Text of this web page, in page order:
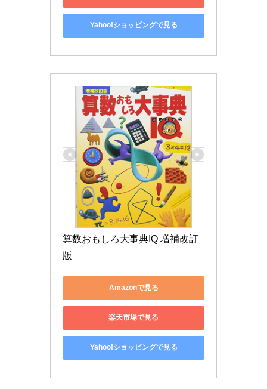
Yahoo!ショッピングで見る
算数おもしろ大事典IQ 増補改訂
版
Amazonで見る
楽天市場で見る
Yahoo!ショッピングで見る